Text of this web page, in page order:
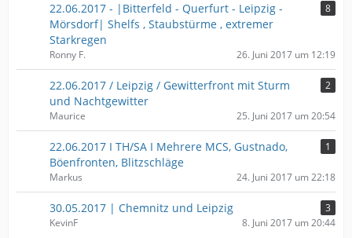
22.06.2017 - |Bitterfeld - Querfurt - Leipzig -
Mörsdorf| Shelfs , Staubstürme , extremer
Starkregen
8
Ronny F. 26. Juni 2017 um 12:19
22.06.2017 / Leipzig / Gewitterfront mit Sturm
und Nachtgewitter
2
Maurice 25. Juni 2017 um 20:54
22.06.2017 I TH/SA I Mehrere MCS, Gustnado,
Böenfronten, Blitzschläge
1
Markus 24. Juni 2017 um 22:18
30.05.2017 | Chemnitz und Leipzig
3
KevinF
8. Juni 2017 um 20:44